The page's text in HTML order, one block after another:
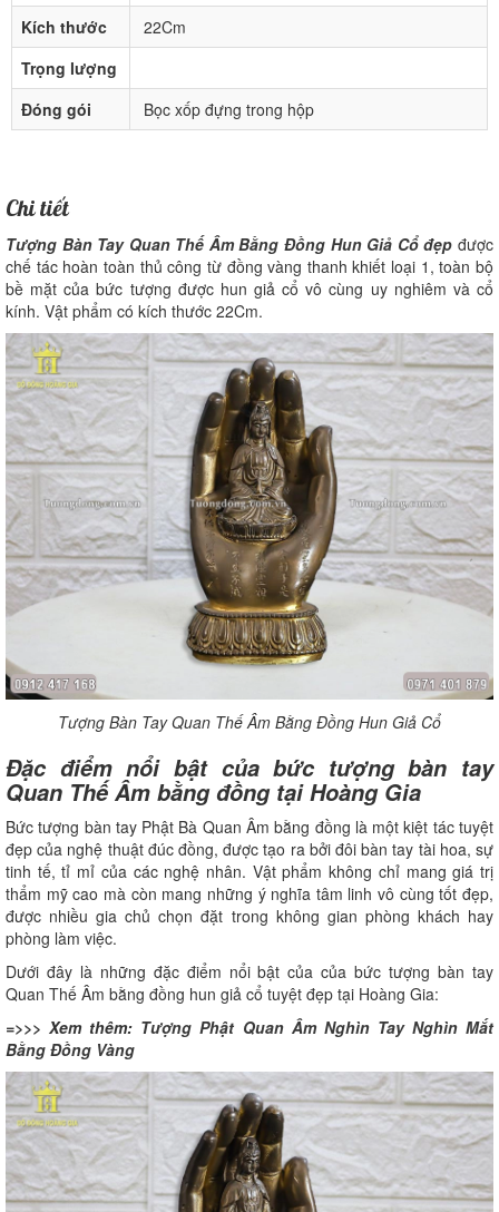
Kích thước
22Cm
Trọng lượng
Đóng gói
Bọc xốp đựng trong hộp
Chi tiết
Tượng Bàn Tay Quan Thế Âm Bằng Đồng Hun Giả Cổ đẹp được
chế tác hoàn toàn thủ công từ đồng vàng thanh khiết loại 1, toàn bộ
bề mặt của bức tượng được hun giả cổ vô cùng uy nghiêm và cổ
kính. Vật phẩm có kích thước 22Cm.
Tượng Bàn Tay Quan Thế Âm Bằng Đồng Hun Giả Cổ
Đặc điểm nổi bật của bức tượng bàn tay
Quan Thế Âm bằng đồng tại Hoàng Gia
Bức tượng bàn tay Phật Bà Quan Âm bằng đồng là một kiệt tác tuyệt
đẹp của nghệ thuật đúc đồng, được tạo ra bởi đôi bàn tay tài hoa, sự
tinh tế, tỉ mỉ của các nghệ nhân. Vật phẩm không chỉ mang giá trị
thẩm mỹ cao mà còn mang những ý nghĩa tâm linh vô cùng tốt đẹp,
được nhiều gia chủ chọn đặt trong không gian phòng khách hay
phòng làm việc.
Dưới đây là những đặc điểm nổi bật của của bức tượng bàn tay
Quan Thế Âm bằng đồng hun giả cổ tuyệt đẹp tại Hoàng Gia:
=>>> Xem thêm: Tượng Phật Quan Âm Nghìn Tay Nghìn Mắt
Bằng Đồng Vàng